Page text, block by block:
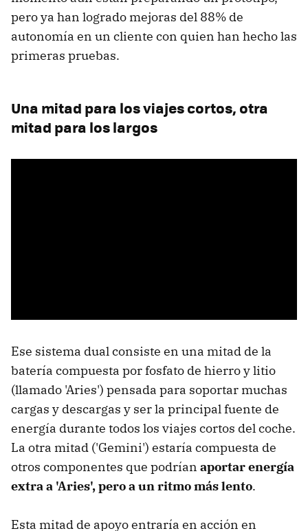
pero ya han logrado mejoras del 88% de
autonomía en un cliente con quien han hecho las
primeras pruebas.
Una mitad para los viajes cortos, otra
mitad para los largos
Ese sistema dual consiste en una mitad de la
batería compuesta por fosfato de hierro y litio
(llamado 'Aries') pensada para soportar muchas
cargas y descargas y ser la principal fuente de
energía durante todos los viajes cortos del coche.
La otra mitad ('Gemini') estaría compuesta de
otros componentes que podrían aportar energía
extra a 'Aries', pero a un ritmo más lento.
Esta mitad de apoyo entraría en acción en